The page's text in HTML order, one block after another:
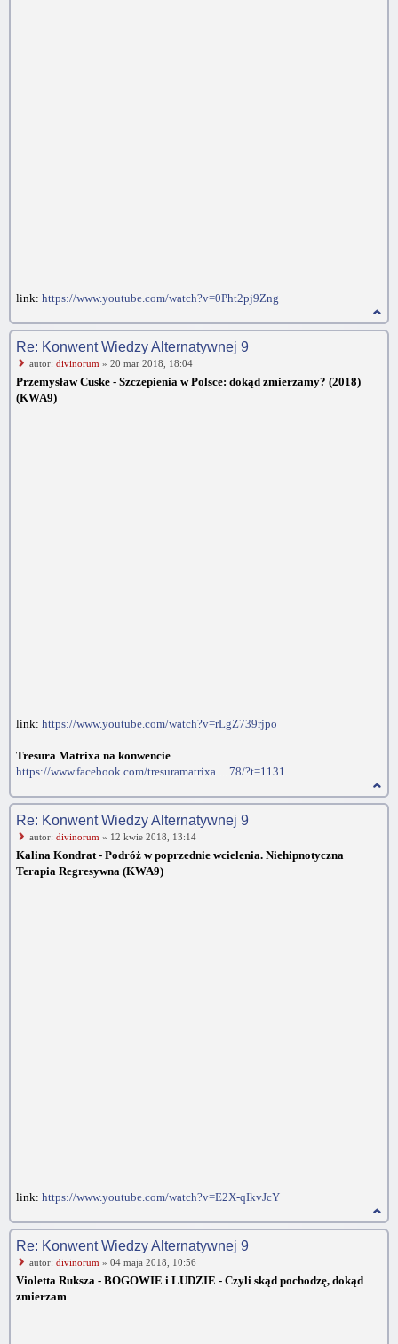
link: https://www.youtube.com/watch?v=0Pht2pj9Zng
Re: Konwent Wiedzy Alternatywnej 9
autor: divinorum » 20 mar 2018, 18:04
Przemysław Cuske - Szczepienia w Polsce: dokąd zmierzamy? (2018)
(KWA9)
link: https://www.youtube.com/watch?v=rLgZ739rjpo
Tresura Matrixa na konwencie
https://www.facebook.com/tresuramatrixa ... 78/?t=1131
Re: Konwent Wiedzy Alternatywnej 9
autor: divinorum » 12 kwie 2018, 13:14
Kalina Kondrat - Podróż w poprzednie wcielenia. Niehipnotyczna
Terapia Regresywna (KWA9)
link: https://www.youtube.com/watch?v=E2X-qIkvJcY
Re: Konwent Wiedzy Alternatywnej 9
autor: divinorum » 04 maja 2018, 10:56
Violetta Ruksza - BOGOWIE i LUDZIE - Czyli skąd pochodzę, dokąd
zmierzam